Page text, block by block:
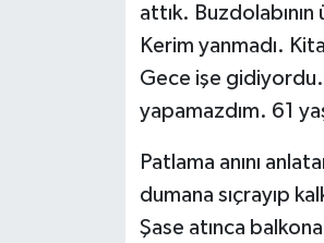
attık.
Kerim yanmadı.
Gece işe gidiyordu.
yapamazdım. 61
Patlama anını
dumana sıçrayıp
Şase atınca